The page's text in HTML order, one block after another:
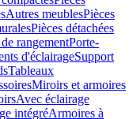
Autres meublesPièces
Pièces détachées
rangementPorte-
d'éclairageSupport
Tableaux
Miroirs et armoires
Avec éclairage
intégréArmoires à